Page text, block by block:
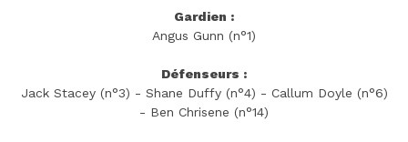
Gardien :
Angus Gunn (n°1)
Défenseurs :
Jack Stacey (n°3) - Shane Duffy (n°4) - Callum Doyle (n°6)
- Ben Chrisene (n°14)